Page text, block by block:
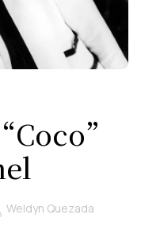
Weldyn Quezada